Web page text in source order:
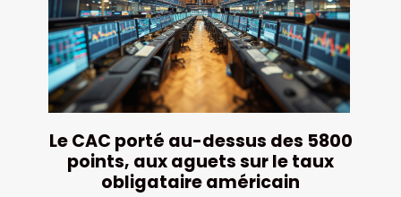
Le CAC porté au-dessus des 5800
points, aux aguets sur le taux
obligataire américain